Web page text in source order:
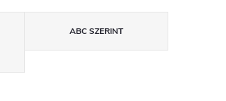
ABC SZERINT